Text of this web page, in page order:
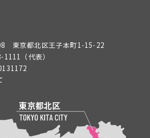
東京都北区王子本町1-15-22
1111 （代表）